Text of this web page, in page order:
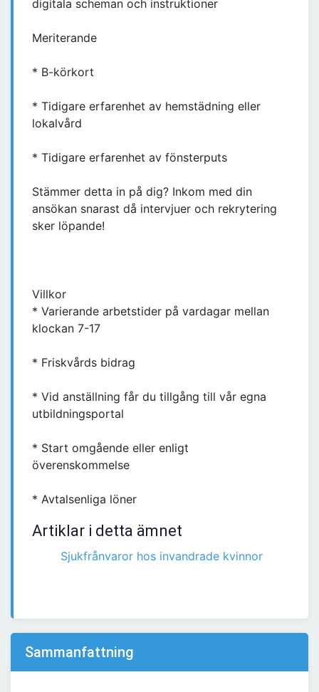
digitala scheman och instruktioner
Meriterande
* B-körkort
* Tidigare erfarenhet av hemstädning eller
lokalvård
* Tidigare erfarenhet av fönsterputs
Stämmer detta in på dig? Inkom med din
ansökan snarast då intervjuer och rekrytering
sker löpande!
Villkor
* Varierande arbetstider på vardagar mellan
klockan 7-17
* Friskvårds bidrag
* Vid anställning får du tillgång till vår egna
utbildningsportal
* Start omgående eller enligt
överenskommelse
* Avtalsenliga löner
Artiklar i detta ämnet
Sjukfrånvaror hos invandrade kvinnor
Sammanfattning